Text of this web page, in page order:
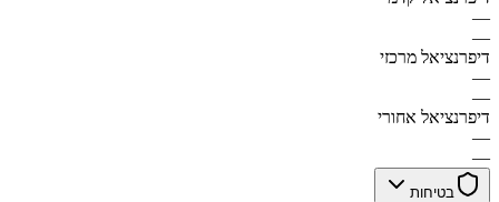
—
—
דיפרנציאל מרכזי
—
—
דיפרנציאל אחורי
—
—
בטיחות